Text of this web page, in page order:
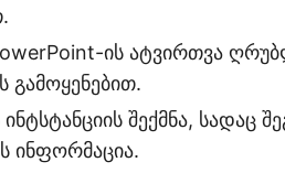
ის ატვირთვა
შექმნა, სადაც
ინფორმაცია.